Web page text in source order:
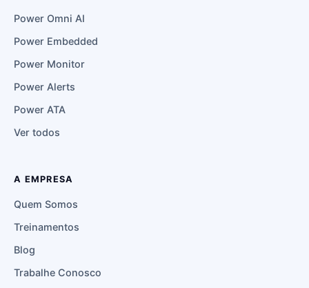
Power Omni AI
Power Embedded
Power Monitor
Power Alerts
Power ATA
Ver todos
A EMPRESA
Quem Somos
Treinamentos
Blog
Trabalhe Conosco